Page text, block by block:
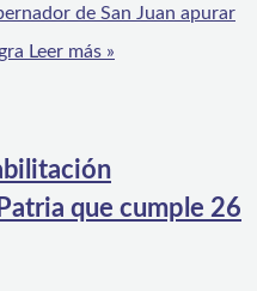
de San Juan apurar
Leer más »
que cumple 26